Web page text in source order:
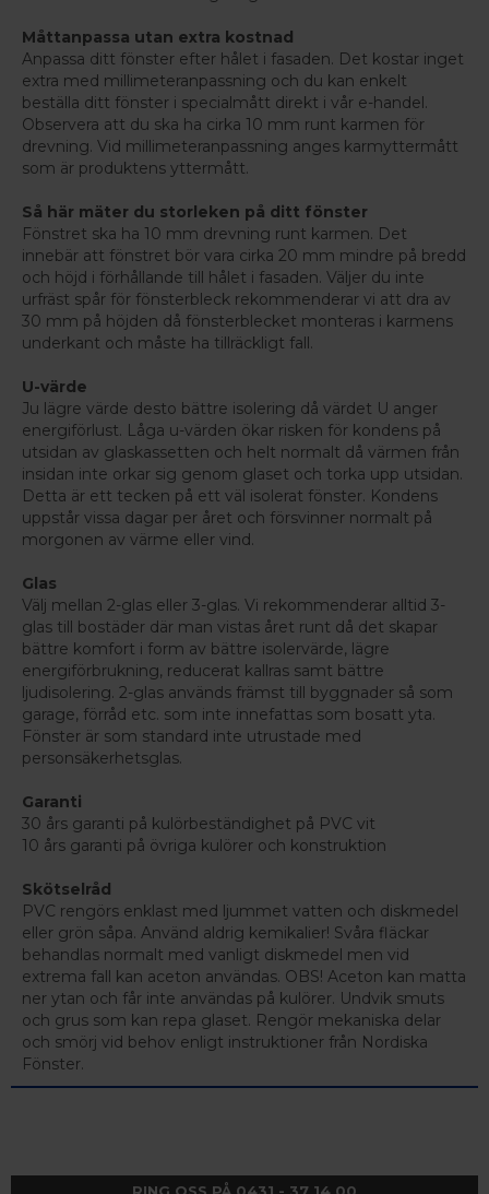
Måttanpassa utan extra kostnad
Anpassa ditt fönster efter hålet i fasaden. Det kostar inget
extra med millimeteranpassning och du kan enkelt
beställa ditt fönster i specialmått direkt i vår e-handel.
Observera att du ska ha cirka 10 mm runt karmen för
drevning. Vid millimeteranpassning anges karmyttermått
som är produktens yttermått.
Så här mäter du storleken på ditt fönster
Fönstret ska ha 10 mm drevning runt karmen. Det
innebär att fönstret bör vara cirka 20 mm mindre på bredd
och höjd i förhållande till hålet i fasaden. Väljer du inte
urfräst spår för fönsterbleck rekommenderar vi att dra av
30 mm på höjden då fönsterblecket monteras i karmens
underkant och måste ha tillräckligt fall.
U-värde
Ju lägre värde desto bättre isolering då värdet U anger
energiförlust. Låga u-värden ökar risken för kondens på
utsidan av glaskassetten och helt normalt då värmen från
insidan inte orkar sig genom glaset och torka upp utsidan.
Detta är ett tecken på ett väl isolerat fönster. Kondens
uppstår vissa dagar per året och försvinner normalt på
morgonen av värme eller vind.
Glas
Välj mellan 2-glas eller 3-glas. Vi rekommenderar alltid 3-
glas till bostäder där man vistas året runt då det skapar
bättre komfort i form av bättre isolervärde, lägre
energiförbrukning, reducerat kallras samt bättre
ljudisolering. 2-glas används främst till byggnader så som
garage, förråd etc. som inte innefattas som bosatt yta.
Fönster är som standard inte utrustade med
personsäkerhetsglas.
Garanti
30 års garanti på kulörbeständighet på PVC vit
10 års garanti på övriga kulörer och konstruktion
Skötselråd
PVC rengörs enklast med ljummet vatten och diskmedel
eller grön såpa. Använd aldrig kemikalier! Svåra fläckar
behandlas normalt med vanligt diskmedel men vid
extrema fall kan aceton användas. OBS! Aceton kan matta
ner ytan och får inte användas på kulörer. Undvik smuts
och grus som kan repa glaset. Rengör mekaniska delar
och smörj vid behov enligt instruktioner från Nordiska
Fönster.